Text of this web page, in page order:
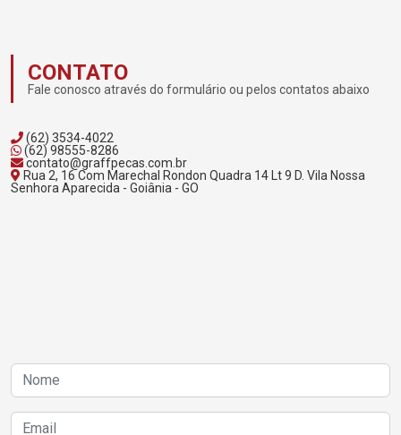
CONTATO
Fale conosco através do formulário ou pelos contatos abaixo
(62) 3534-4022
(62) 98555-8286
contato@graffpecas.com.br
Rua 2, 16 Com Marechal Rondon Quadra 14 Lt 9 D. Vila Nossa
Senhora Aparecida - Goiânia - GO